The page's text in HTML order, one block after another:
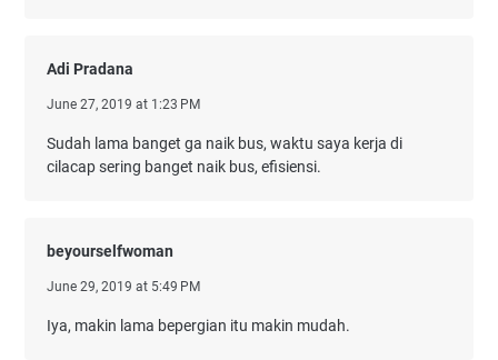
Adi Pradana
June 27, 2019 at 1:23 PM
Sudah lama banget ga naik bus, waktu saya kerja di
cilacap sering banget naik bus, efisiensi.
beyourselfwoman
June 29, 2019 at 5:49 PM
Iya, makin lama bepergian itu makin mudah.